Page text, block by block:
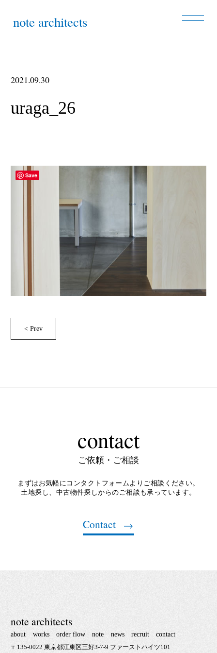
note architects
2021.09.30
uraga_26
< Prev
contact
ご依頼・ご相談
まずはお気軽にコンタクトフォームよりご相談ください。
土地探し、中古物件探しからのご相談も承っています。
Contact
note architects
about works order flow note news recruit contact
〒135-0022 東京都江東区三好3-7-9 ファーストハイツ101
Save